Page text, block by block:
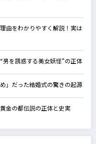
由をわかりやすく解説！実は
を誘惑する美女妖怪”の正体
」だった結婚式の驚きの起源
金の都伝説の正体と史実